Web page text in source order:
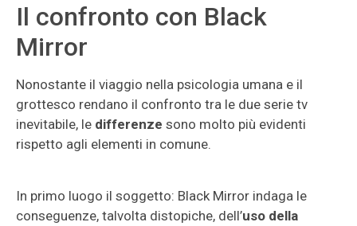
Il confronto con Black
Mirror
Nonostante il viaggio nella psicologia umana e il
grottesco rendano il confronto tra le due serie tv
inevitabile, le differenze sono molto più evidenti
rispetto agli elementi in comune.
In primo luogo il soggetto: Black Mirror indaga le
conseguenze, talvolta distopiche, dell’uso della